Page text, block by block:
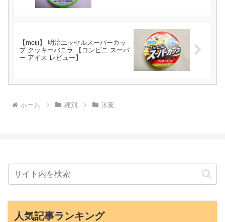
【meiji】 明治エッセルスーパーカッ
プ クッキーバニラ 【コンビニ スーパ
ー アイス レビュー】
ホーム 種別 氷菓
人気記事ランキング